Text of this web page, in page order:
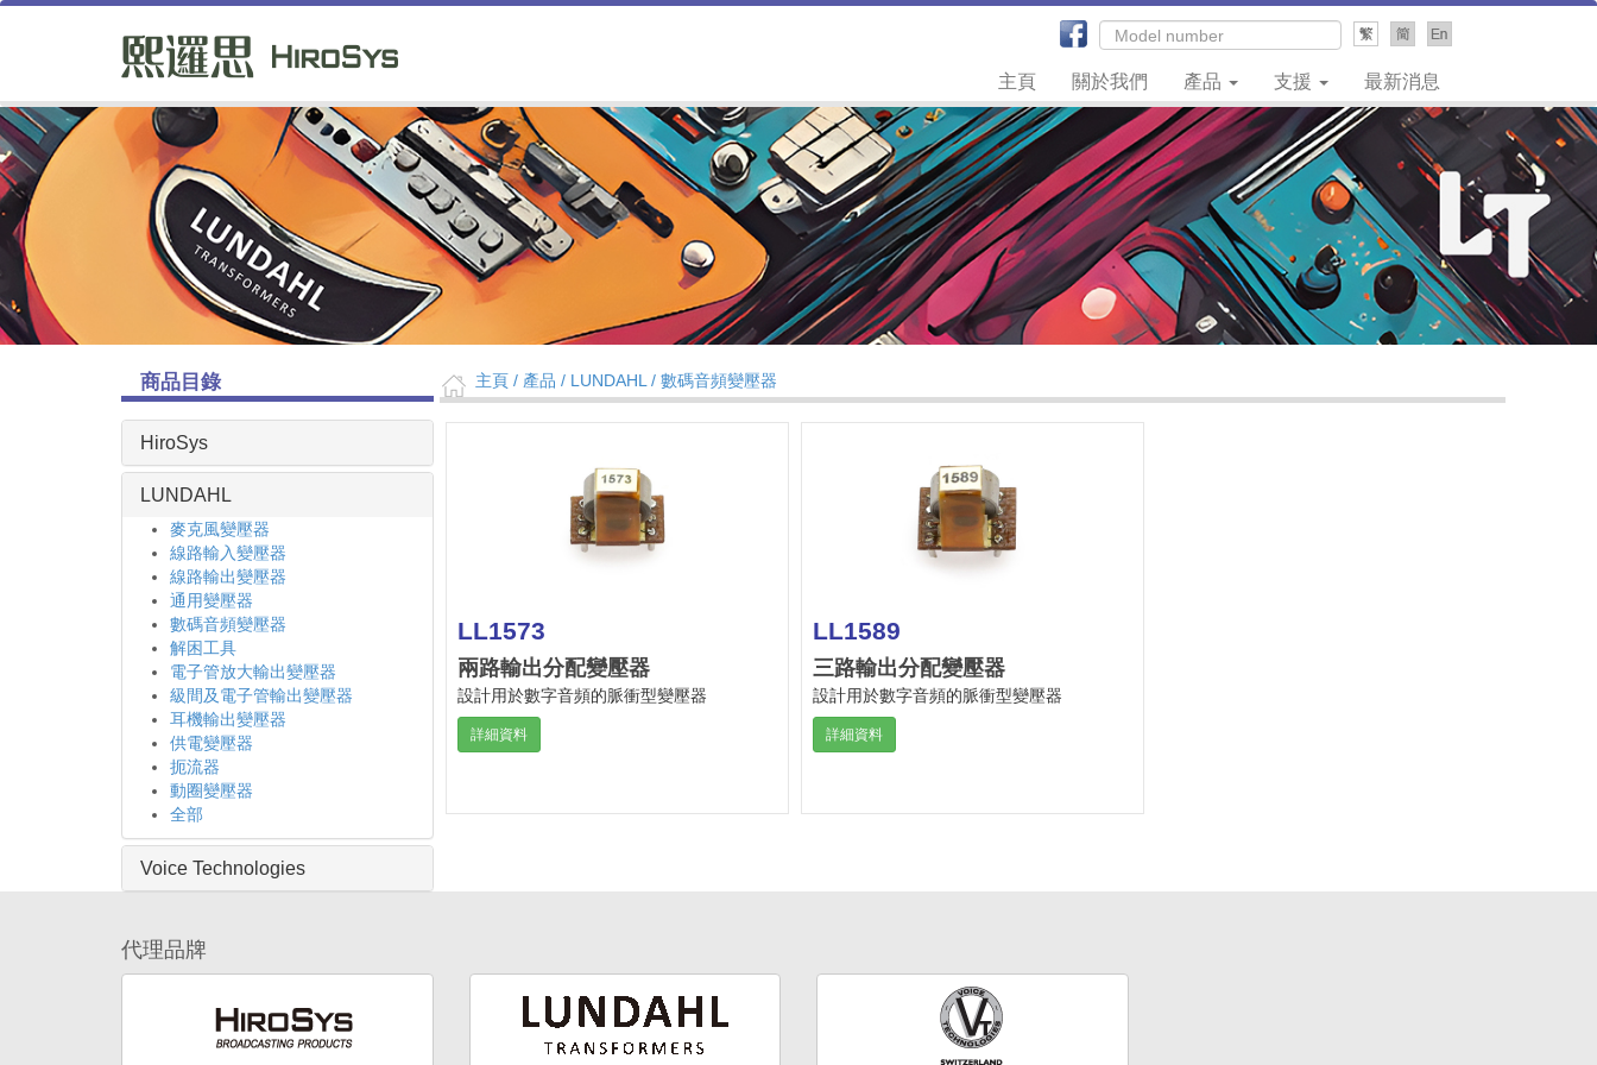
主頁 關於我們 產品 支援 最新消息
商品目錄
HiroSys
LUNDAHL
麥克風變壓器
線路輸入變壓器
線路輸出變壓器
通用變壓器
數碼音頻變壓器
解困工具
電子管放大輸出變壓器
級間及電子管輸出變壓器
耳機輸出變壓器
供電變壓器
扼流器
動圈變壓器
全部
Voice Technologies
主頁 / 產品 / LUNDAHL / 數碼音頻變壓器
LL1573
兩路輸出分配變壓器
設計用於數字音頻的脈衝型變壓器
詳細資料
LL1589
三路輸出分配變壓器
設計用於數字音頻的脈衝型變壓器
詳細資料
代理品牌